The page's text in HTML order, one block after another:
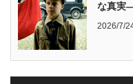
な真実
2026/7/